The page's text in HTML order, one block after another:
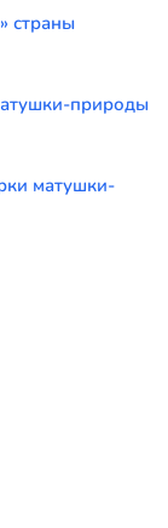
страны
природы
матушки-